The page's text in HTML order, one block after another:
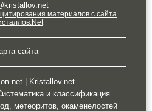
материалов с сайта
сайта
| Kristallov.net
и классификация
метеоритов, окаменелостей